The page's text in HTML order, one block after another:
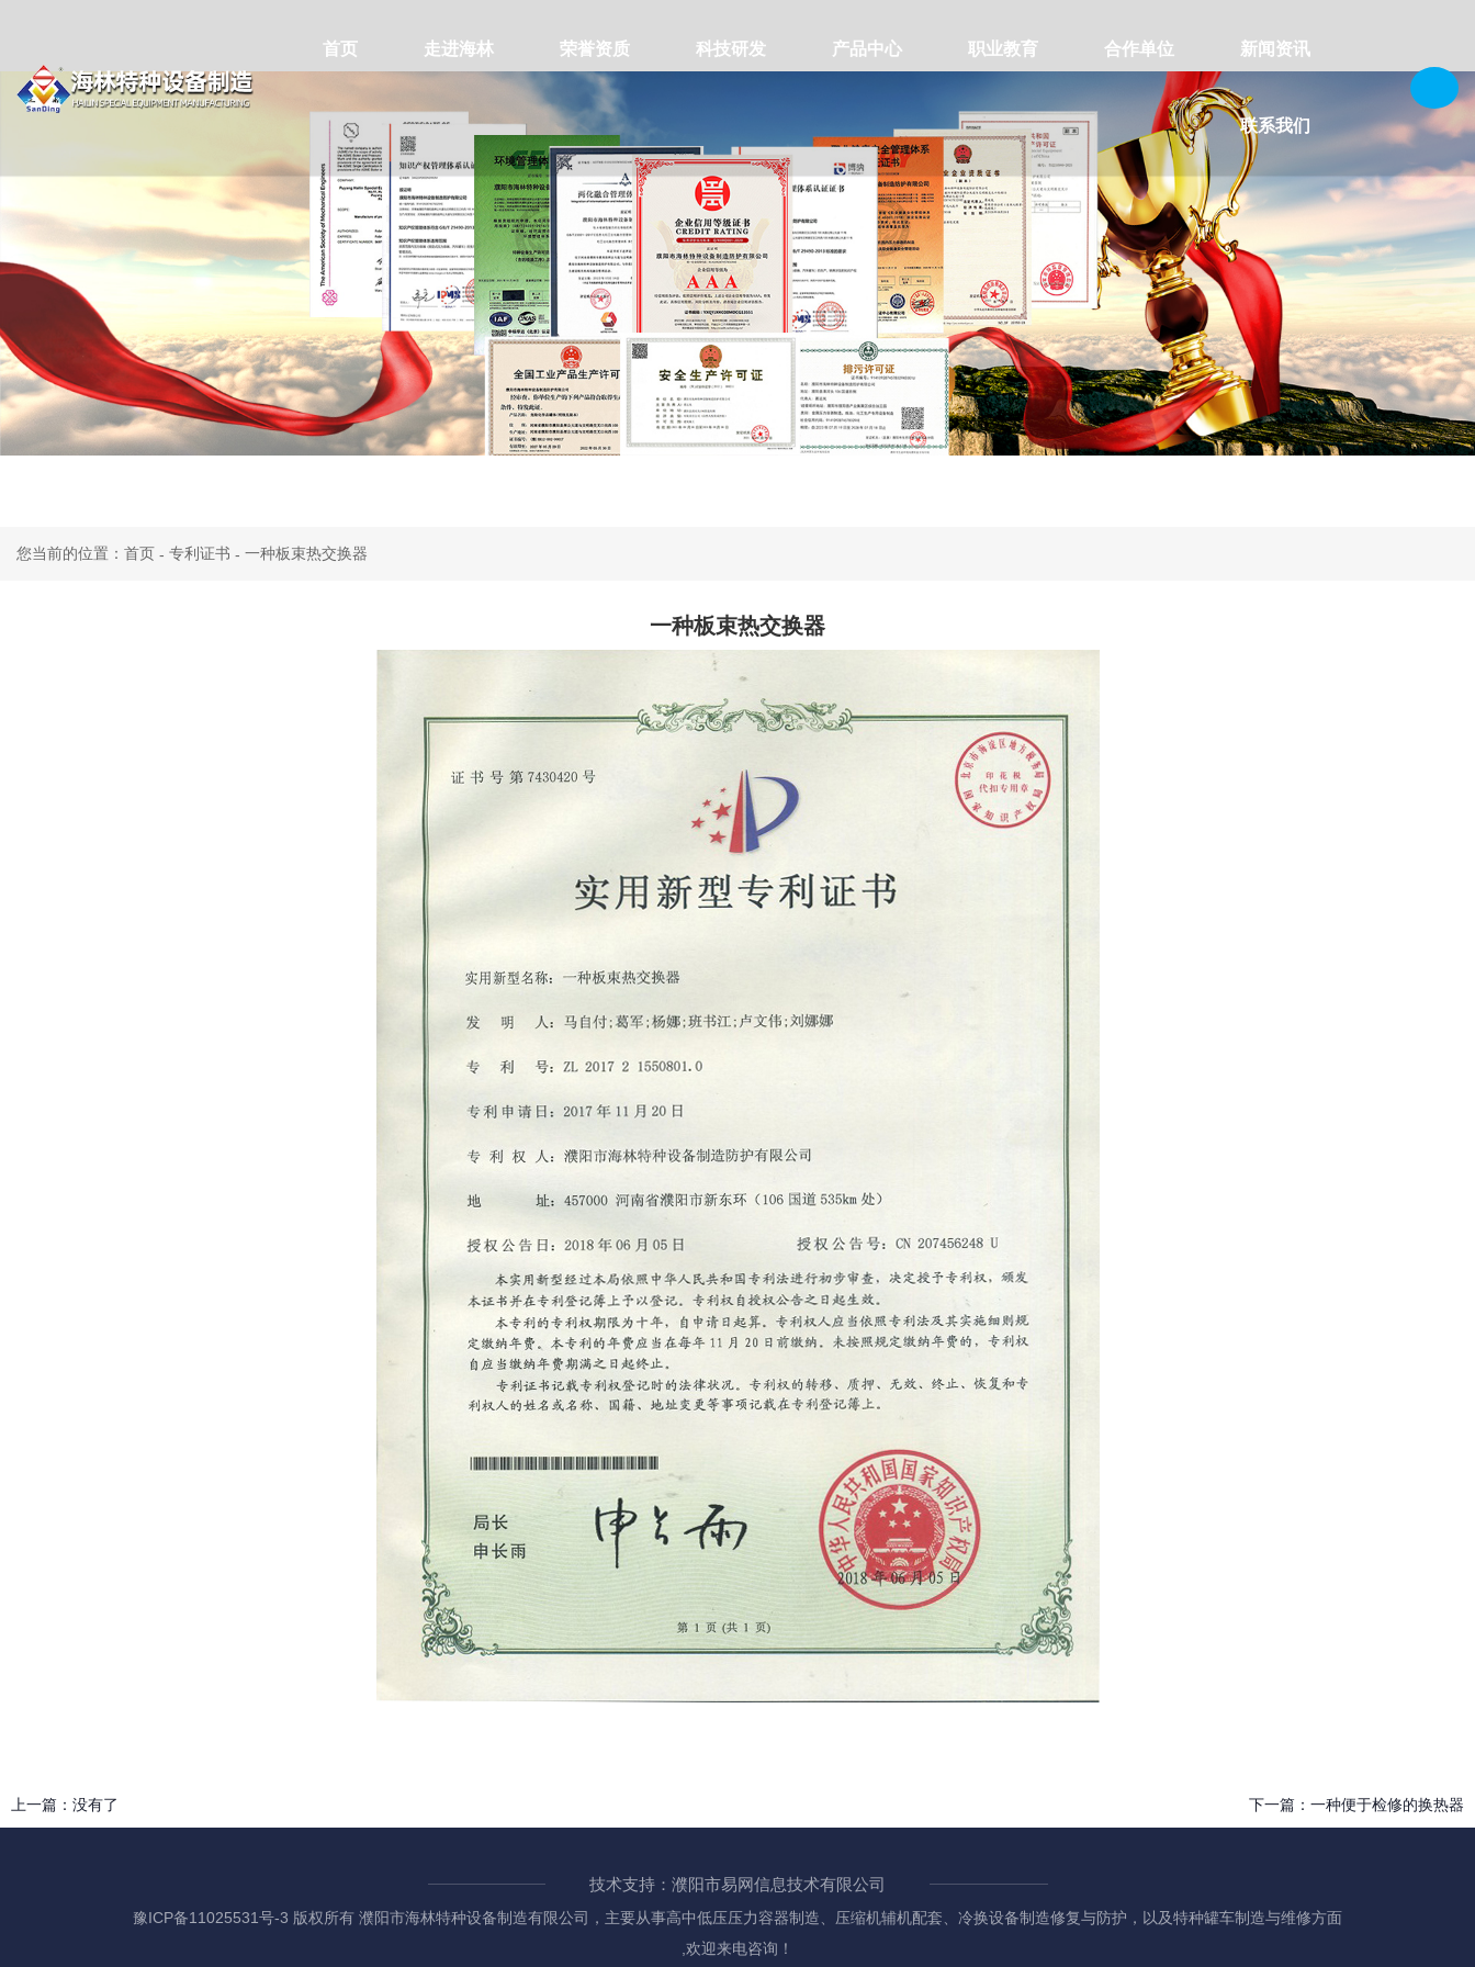
首页 走进海林 荣誉资质 科技研发 产品中心 职业教育 合作单位 新闻资讯
联系我们
您当前的位置：首页 - 专利证书 - 一种板束热交换器
一种板束热交换器
上一篇： 没有了 下一篇： 一种便于检修的换热器
技术支持：濮阳市易网信息技术有限公司
豫ICP备11025531号-3 版权所有 濮阳市海林特种设备制造有限公司，主要从事高中低压压力容器制造、压缩机辅机配套、冷换设备制造修复与防护，以及特种罐车制造与维修方面
,欢迎来电咨询！